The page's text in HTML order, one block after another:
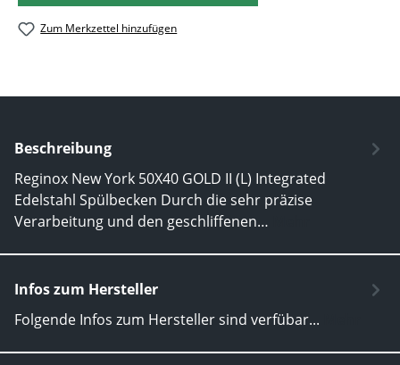
Zum Merkzettel hinzufügen
Beschreibung
Reginox New York 50X40 GOLD II (L) Integrated
Edelstahl Spülbecken Durch die sehr präzise
Verarbeitung und den geschliffenen…
Infos zum Hersteller
Folgende Infos zum Hersteller sind verfübar...